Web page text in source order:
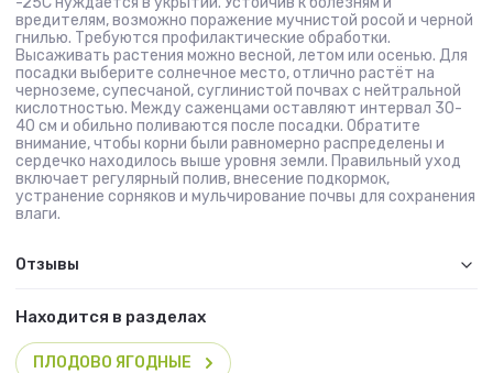
вредителям, возможно поражение мучнистой росой и черной
гнилью. Требуются профилактические обработки.
Высаживать растения можно весной, летом или осенью. Для
посадки выберите солнечное место, отлично растёт на
черноземе, супесчаной, суглинистой почвах с нейтральной
кислотностью. Между саженцами оставляют интервал 30-
40 см и обильно поливаются после посадки. Обратите
внимание, чтобы корни были равномерно распределены и
сердечко находилось выше уровня земли. Правильный уход
включает регулярный полив, внесение подкормок,
устранение сорняков и мульчирование почвы для сохранения
влаги.
Отзывы
Находится в разделах
ПЛОДОВО ЯГОДНЫЕ